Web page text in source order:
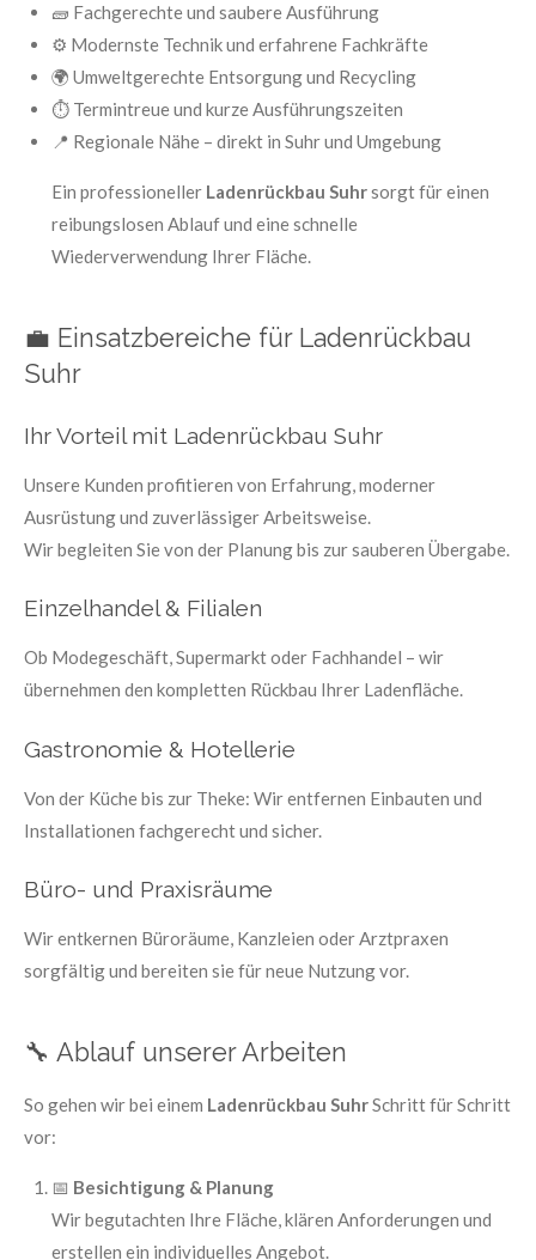
🧱 Fachgerechte und saubere Ausführung
⚙️ Modernste Technik und erfahrene Fachkräfte
🌍 Umweltgerechte Entsorgung und Recycling
⏱️ Termintreue und kurze Ausführungszeiten
📍 Regionale Nähe – direkt in Suhr und Umgebung
Ein professioneller Ladenrückbau Suhrsorgt für einen
reibungslosen Ablauf und eine schnelle
Wiederverwendung Ihrer Fläche.
💼 Einsatzbereiche für Ladenrückbau
Suhr
Ihr Vorteil mit Ladenrückbau Suhr
Unsere Kunden profitieren von Erfahrung, moderner
Ausrüstung und zuverlässiger Arbeitsweise.
Wir begleiten Sie von der Planung bis zur sauberen Übergabe.
Einzelhandel & Filialen
Ob Modegeschäft, Supermarkt oder Fachhandel – wir
übernehmen den kompletten Rückbau Ihrer Ladenfläche.
Gastronomie & Hotellerie
Von der Küche bis zur Theke: Wir entfernen Einbauten und
Installationen fachgerecht und sicher.
Büro- und Praxisräume
Wir entkernen Büroräume, Kanzleien oder Arztpraxen
sorgfältig und bereiten sie für neue Nutzung vor.
🔧 Ablauf unserer Arbeiten
So gehen wir bei einem Ladenrückbau SuhrSchritt für Schritt
vor:
📅 Besichtigung & Planung
Wir begutachten Ihre Fläche, klären Anforderungen und
erstellen ein individuelles Angebot.